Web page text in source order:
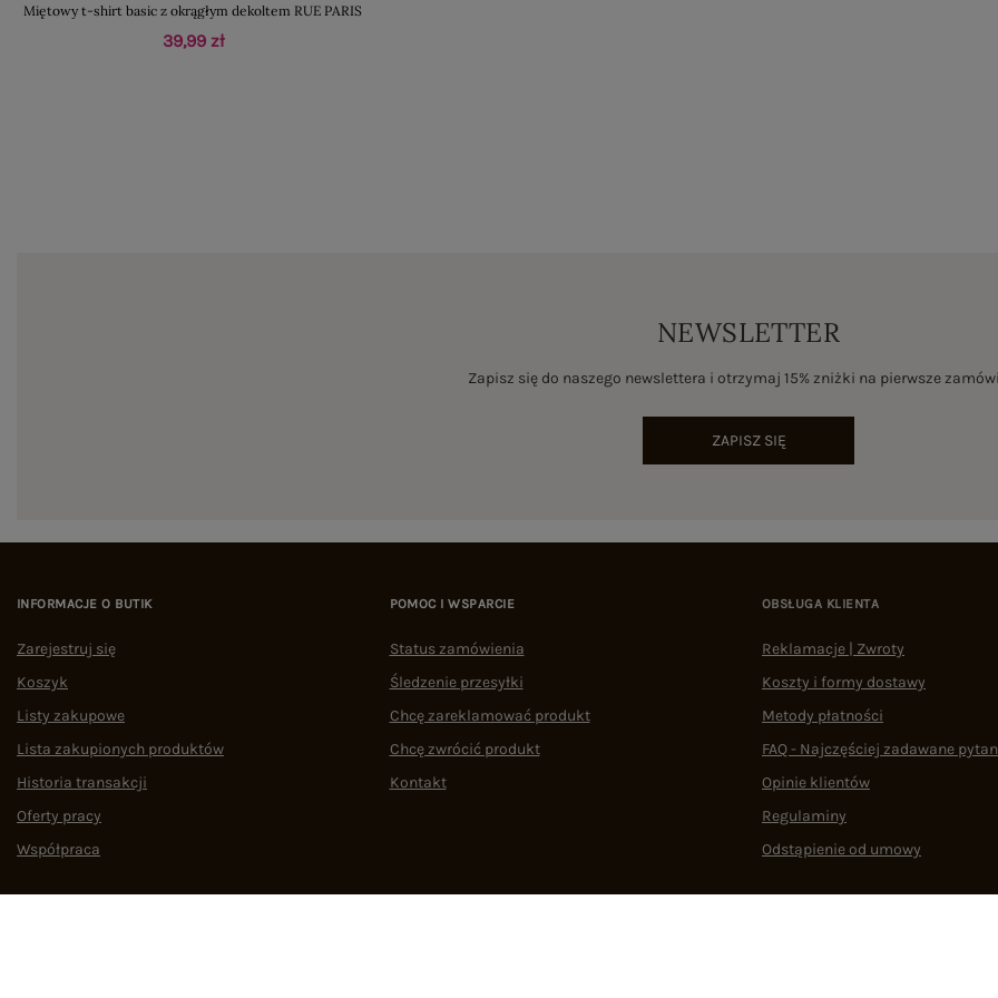
Miętowy t-shirt basic z okrągłym dekoltem RUE PARIS
39,99 zł
NEWSLETTER
Zapisz się do naszego newslettera i otrzymaj 15% zniżki na pierwsze
ZAPISZ SIĘ
INFORMACJE O BUTIK
Zarejestruj się
Koszyk
Listy zakupowe
Lista zakupionych produktów
Historia transakcji
Oferty pracy
Współpraca
POMOC I WSPARCIE
Status zamówienia
Śledzenie przesyłki
Chcę zareklamować produkt
Chcę zwrócić produkt
Kontakt
OBSŁUGA KLIENTA
Reklamacje | Zwroty
Koszty i formy dostawy
Metody płatności
FAQ - Najczęściej zadawane
Opinie klientów
Regulaminy
Odstąpienie od umowy